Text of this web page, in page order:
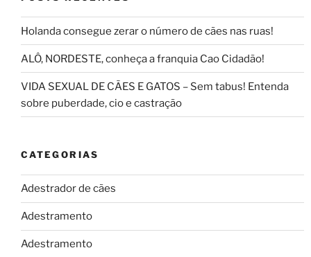
Holanda consegue zerar o número de cães nas ruas!
ALÔ, NORDESTE, conheça a franquia Cao Cidadão!
VIDA SEXUAL DE CÃES E GATOS – Sem tabus! Entenda
sobre puberdade, cio e castração
CATEGORIAS
Adestrador de cães
Adestramento
Adestramento